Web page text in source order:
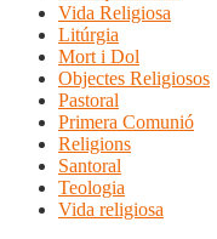
Vida Religiosa
Litúrgia
Mort i Dol
Objectes Religiosos
Pastoral
Primera Comunió
Religions
Santoral
Teologia
Vida religiosa